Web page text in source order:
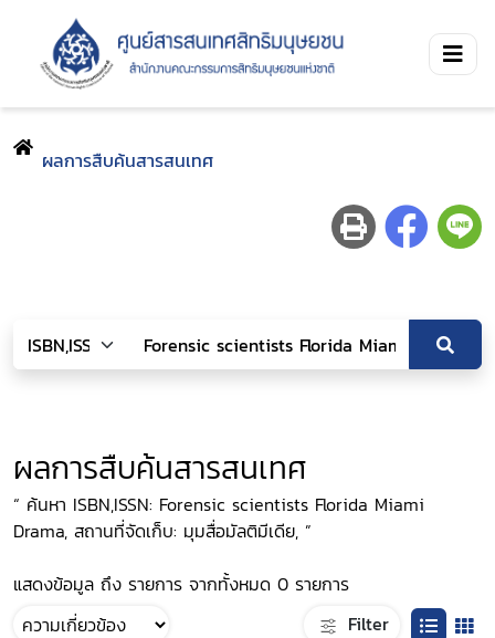
ผลการสืบค้นสารสนเทศ
ผลการสืบค้นสารสนเทศ
“ ค้นหา ISBN,ISSN: Forensic scientists Florida Miami
Drama, สถานที่จัดเก็บ: มุมสื่อมัลติมีเดีย, ”
แสดงข้อมูล ถึง รายการ จากทั้งหมด 0 รายการ
Filter